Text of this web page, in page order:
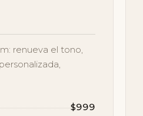
renueva el tono,
$999